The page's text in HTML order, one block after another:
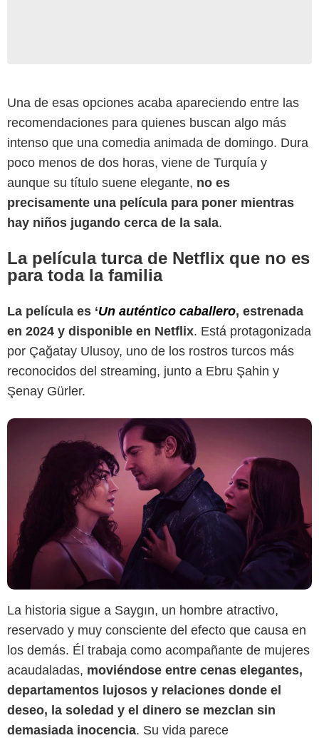
Una de esas opciones acaba apareciendo entre las
recomendaciones para quienes buscan algo más
intenso que una comedia animada de domingo. Dura
poco menos de dos horas, viene de Turquía y
aunque su título suene elegante, no es
precisamente una película para poner mientras
hay niños jugando cerca de la sala.
La película turca de Netflix que no es
para toda la familia
La película es ‘Un auténtico caballero, estrenada
en 2024 y disponible en Netflix. Está protagonizada
por Çağatay Ulusoy, uno de los rostros turcos más
reconocidos del streaming, junto a Ebru Şahin y
Şenay Gürler.
Netflix
La historia sigue a Saygın, un hombre atractivo,
reservado y muy consciente del efecto que causa en
los demás. Él trabaja como acompañante de mujeres
acaudaladas, moviéndose entre cenas elegantes,
departamentos lujosos y relaciones donde el
deseo, la soledad y el dinero se mezclan sin
demasiada inocencia. Su vida parece